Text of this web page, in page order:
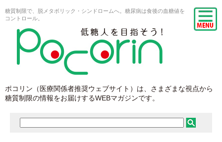
糖質制限で、脱メタボリック・シンドロームへ。糖尿病は食後の血糖値を
コントロール。
ポコリン（医療関係者推奨ウェブサイト）は、さまざまな視点から
糖質制限の情報をお届けするWEBマガジンです。